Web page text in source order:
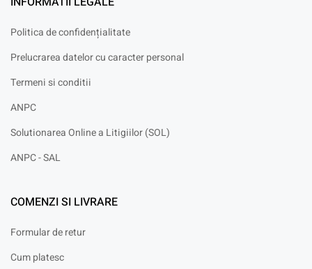
Politica de confidențialitate
Prelucrarea datelor cu caracter personal
Termeni si conditii
ANPC
Solutionarea Online a Litigiilor (SOL)
ANPC - SAL
COMENZI SI LIVRARE
Formular de retur
Cum platesc